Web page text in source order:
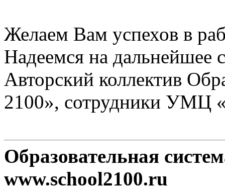
Желаем Вам успехов в
Надеемся на дальнейшее
Авторский коллектив
2100», сотрудники УМЦ
Образовательная
www.school2100.ru